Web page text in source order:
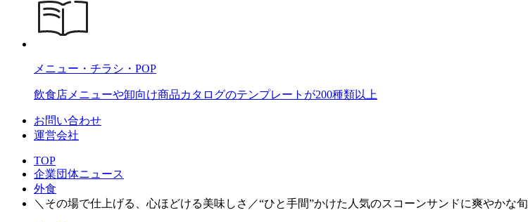
メニュー・チラシ・POP
飲食店メニューや卸向け商品カタログのテンプレートが200種類以上
お問い合わせ
運営会社
TOP
企業団体ニュース
外食
＼その場で仕上げる、心ほどける美味しさ／“ひと手間”かけた人気のスコーンサンドに爽やか